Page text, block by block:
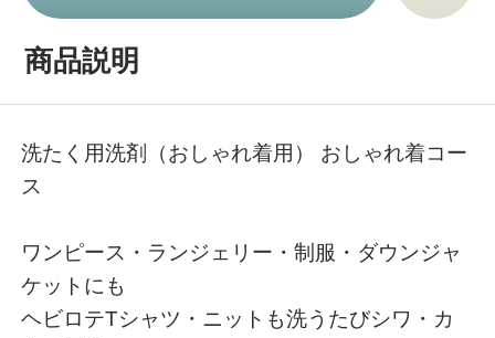
商品説明
洗たく用洗剤（おしゃれ着用） おしゃれ着コー
ス
ワンピース・ランジェリー・制服・ダウンジャ
ケットにも
ヘビロテTシャツ・ニットも洗うたびシワ・カ